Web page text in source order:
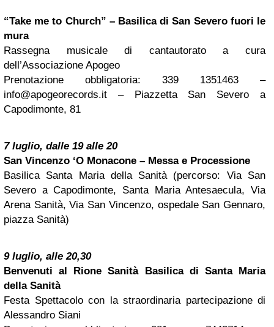
“Take me to Church” – Basilica di San Severo fuori le
mura
Rassegna musicale di cantautorato a cura
dell’Associazione Apogeo
Prenotazione obbligatoria: 339 1351463 –
info@apogeorecords.it – Piazzetta San Severo a
Capodimonte, 81
7 luglio, dalle 19 alle 20
San Vincenzo ‘O Monacone – Messa e Processione
Basilica Santa Maria della Sanità (percorso: Via San
Severo a Capodimonte, Santa Maria Antesaecula, Via
Arena Sanità, Via San Vincenzo, ospedale San Gennaro,
piazza Sanità)
9 luglio, alle 20,30
Benvenuti al Rione Sanità Basilica di Santa Maria
della Sanità
Festa Spettacolo con la straordinaria partecipazione di
Alessandro Siani